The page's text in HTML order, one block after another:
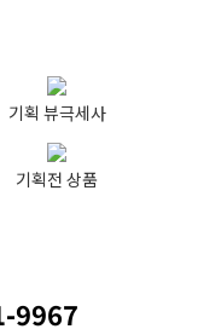
기획 뷰극세사
기획전 상품
9967